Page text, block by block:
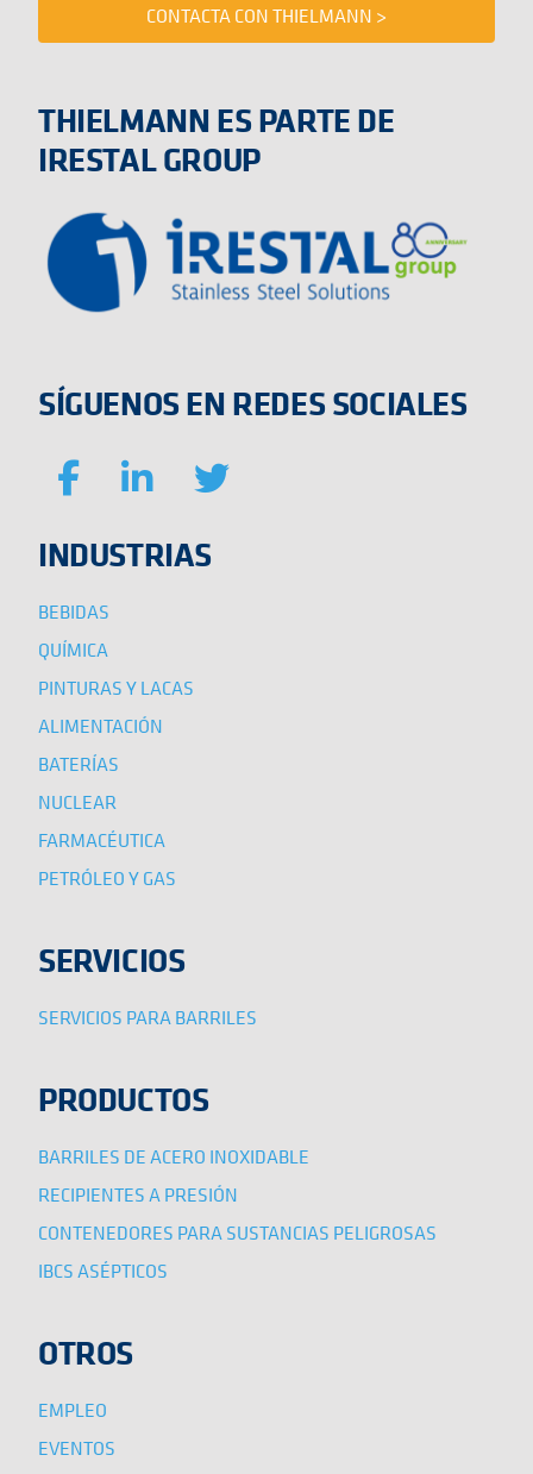
CONTACTA CON THIELMANN >
THIELMANN ES PARTE DE
IRESTAL GROUP
SÍGUENOS EN REDES SOCIALES
INDUSTRIAS
BEBIDAS
QUÍMICA
PINTURAS Y LACAS
ALIMENTACIÓN
BATERÍAS
NUCLEAR
FARMACÉUTICA
PETRÓLEO Y GAS
SERVICIOS
SERVICIOS PARA BARRILES
PRODUCTOS
BARRILES DE ACERO INOXIDABLE
RECIPIENTES A PRESIÓN
CONTENEDORES PARA SUSTANCIAS PELIGROSAS
IBCS ASÉPTICOS
OTROS
EMPLEO
EVENTOS